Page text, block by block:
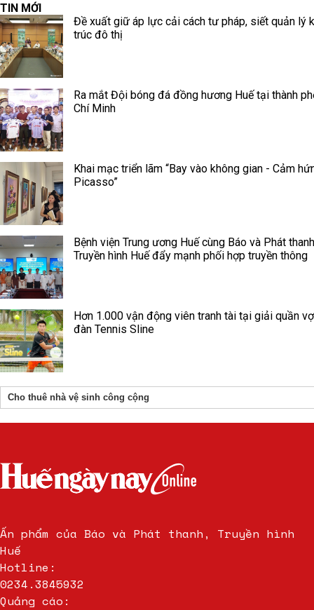
TIN MỚI
Đề xuất giữ áp lực cải cách tư pháp, siết quản lý
trúc đô thị
Ra mắt Đội bóng đá đồng hương Huế tại thành
Chí Minh
Khai mạc triển lãm “Bay vào không gian - Cảm
Picasso”
Bệnh viện Trung ương Huế cùng Báo và Phát
Truyền hình Huế đẩy mạnh phối hợp truyền thông
Hơn 1.000 vận động viên tranh tài tại giải quần
đàn Tennis Sline
Cho thuê nhà vệ sinh công cộng
Ấn phẩm của Báo và Phát thanh, Truyền hình
Huế
Hotline:
0234.3845932
Quảng cáo: